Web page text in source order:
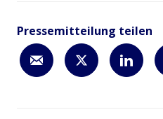
Pressemitteilung teilen